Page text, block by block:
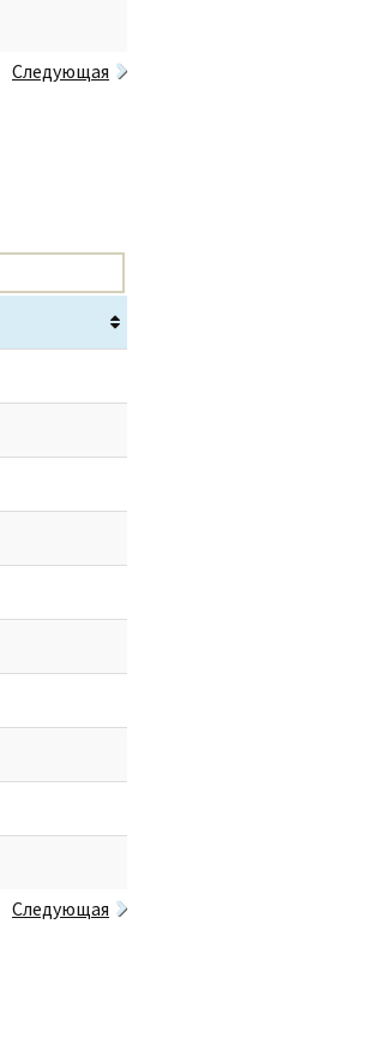
Следующая
Следующая